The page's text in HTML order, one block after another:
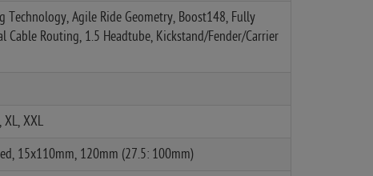
Agile Ride Geometry, Boost148, Fully
Cable Routing, 1.5 Headtube, Kickstand/Fender/Carrier
XL, XXL
15x110mm, 120mm (27.5: 100mm)